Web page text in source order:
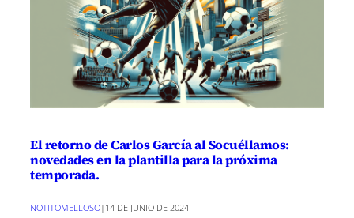
El retorno de Carlos García al Socuéllamos:
novedades en la plantilla para la próxima
temporada.
NOTITOMELLOSO| 14 DE JUNIO DE 2024